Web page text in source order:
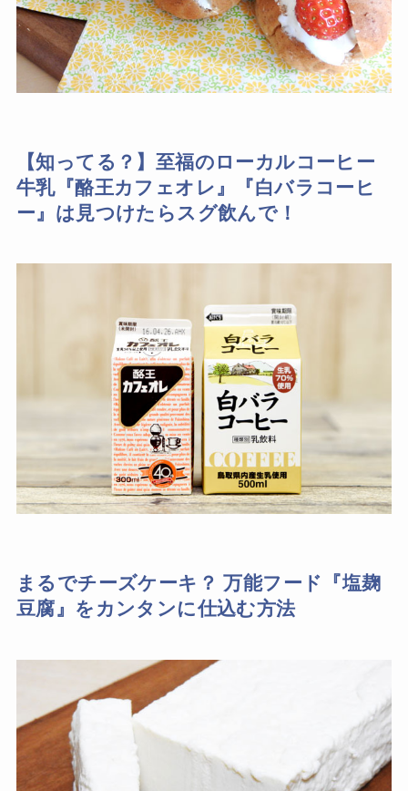
【知ってる？】至福のローカルコーヒー
牛乳『酪王カフェオレ』『白バラコーヒ
ー』は見つけたらスグ飲んで！
まるでチーズケーキ？ 万能フード『塩麹
豆腐』をカンタンに仕込む方法